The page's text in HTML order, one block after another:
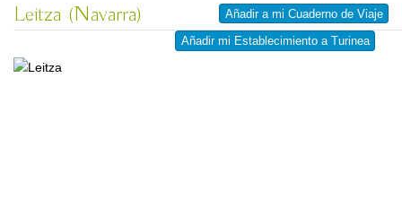
Añadir a mi Cuaderno de Viaje
Añadir mi Establecimiento a Turinea
Leitza (Navarra)